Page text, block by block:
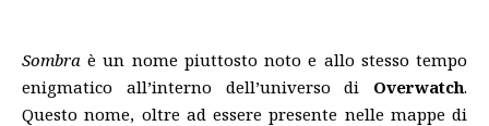
Sombra è un nome piuttosto noto e allo stesso tempo
enigmatico all’interno dell’universo di Overwatch.
Questo nome, oltre ad essere presente nelle mappe di